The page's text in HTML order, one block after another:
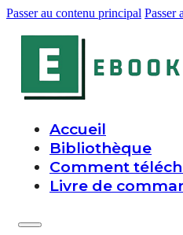
Passer au contenu principal Passer
Accueil
Bibliothèque
Comment
Livre de